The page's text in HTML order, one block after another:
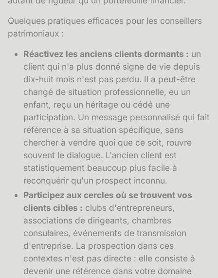
Quelques pratiques efficaces pour les conseillers
patrimoniaux :
Réactivez les anciens clients dormants : un
client qui n'a plus donné signe de vie depuis
dix-huit mois n'est pas perdu. Il a peut-être
changé de situation professionnelle, eu un
enfant, reçu un héritage ou cédé une
participation. Un message personnalisé qui fait
référence à sa situation spécifique, sans
chercher à vendre quoi que ce soit, rouvre
souvent le dialogue. L'ancien client est
statistiquement beaucoup plus facile à
reconquérir qu'un prospect inconnu.
Participez aux cercles où se trouvent vos
clients cibles : clubs d'entrepreneurs,
associations de dirigeants, chambres
consulaires, événements de transmission
d'entreprise. La prospection dans ces
contextes n'est pas directe : elle consiste à
devenir une référence dans votre domaine